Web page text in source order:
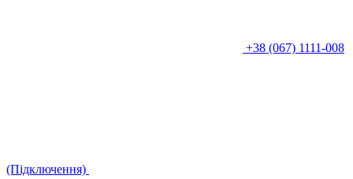
+38 (067) 1111-008
(Підключення)